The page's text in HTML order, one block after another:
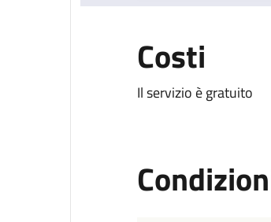
Costi
Il servizio è gratuito